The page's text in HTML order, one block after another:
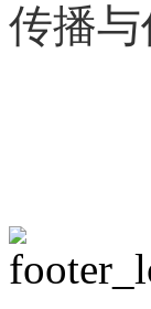
传播与